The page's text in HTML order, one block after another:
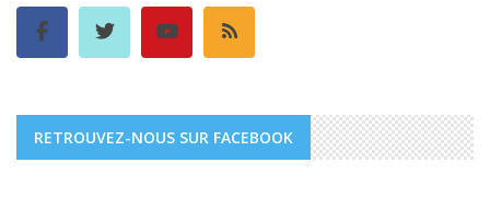
RETROUVEZ-NOUS SUR FACEBOOK